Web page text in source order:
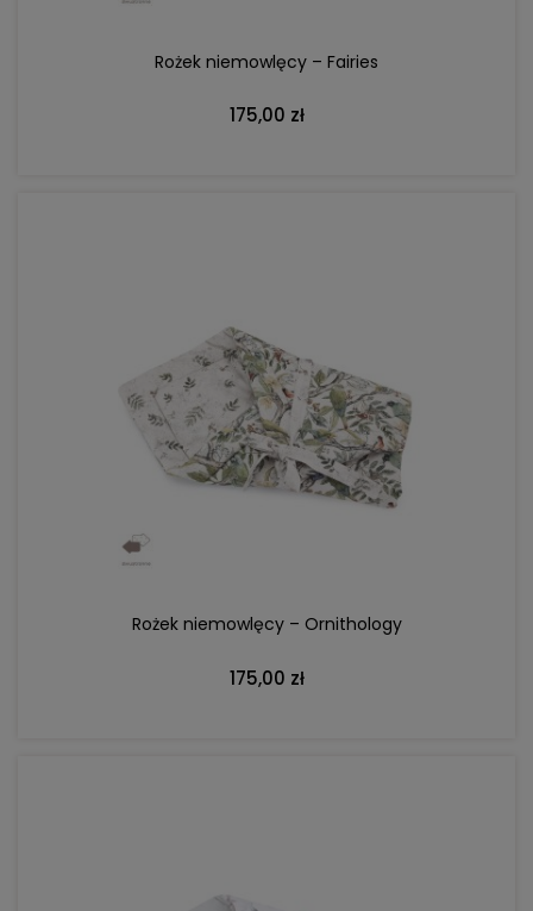
Rożek niemowlęcy – Fairies
175,00 zł
Rożek niemowlęcy – Ornithology
175,00 zł
DO KOSZYKA